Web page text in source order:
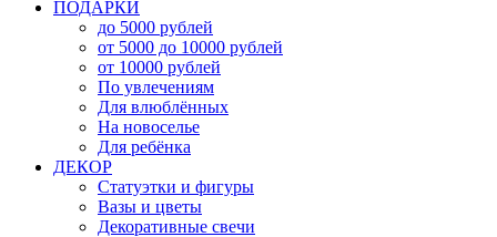
ПОДАРКИ
до 5000 рублей
от 5000 до 10000 рублей
от 10000 рублей
По увлечениям
Для влюблённых
На новоселье
Для ребёнка
ДЕКОР
Статуэтки и фигуры
Вазы и цветы
Декоративные свечи